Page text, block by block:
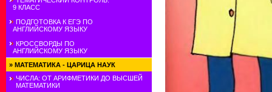
9 КЛАСС
ПОДГОТОВКА К ЕГЭ ПО
АНГЛИЙСКОМУ ЯЗЫКУ
КРОССВОРДЫ ПО
АНГЛИЙСКОМУ ЯЗЫКУ
» МАТЕМАТИКА - ЦАРИЦА НАУК
ЧИСЛА: ОТ АРИФМЕТИКИ ДО ВЫСШЕЙ
МАТЕМАТИКИ